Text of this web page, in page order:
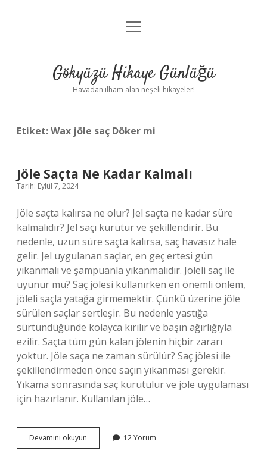
Anasayfa
Yasal Uyarı
menüyü
Gökyüzü Hikaye Günlüğü
Havadan ilham alan neşeli hikayeler!
Etiket:Wax jöle saç Döker mi
Jöle Saçta Ne Kadar Kalmalı
Tarih: Eylül 7, 2024
Jöle saçta kalırsa ne olur? Jel saçta ne kadar süre
kalmalıdır? Jel saçı kurutur ve şekillendirir. Bu
nedenle, uzun süre saçta kalırsa, saç havasız hale
gelir. Jel uygulanan saçlar, en geç ertesi gün
yıkanmalı ve şampuanla yıkanmalıdır. Jöleli saç ile
uyunur mu? Saç jölesi kullanırken en önemli önlem,
jöleli saçla yatağa girmemektir. Çünkü üzerine jöle
sürülen saçlar sertleşir. Bu nedenle yastığa
sürtündüğünde kolayca kırılır ve başın ağırlığıyla
ezilir. Saçta tüm gün kalan jölenin hiçbir zararı
yoktur. Jöle saça ne zaman sürülür? Saç jölesi ile
şekillendirmeden önce saçın yıkanması gerekir.
Yıkama sonrasında saç kurutulur ve jöle uygulaması
için hazırlanır. Kullanılan jöle…
Devamını okuyun
Saçta
12 Yorum